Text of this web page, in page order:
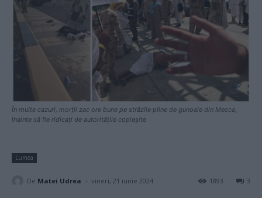
În multe cazuri, morții zac ore bune pe străzile pline de gunoaie din Mecca,
înainte să fie ridicați de autoritățile copleșite
Lumea
De Matei Udrea - vineri, 21 iunie 2024 3
1893